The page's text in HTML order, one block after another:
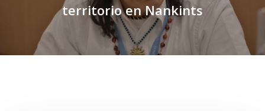
territorio en Nankints